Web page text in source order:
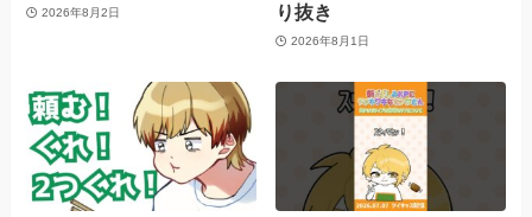
2026年8月2日
り抜き
2026年8月1日